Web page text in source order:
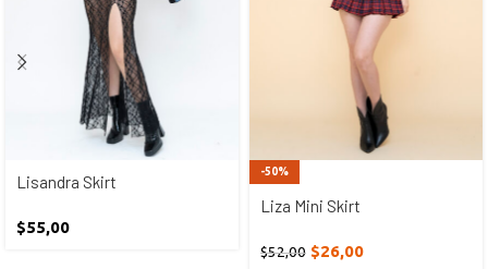
Lisandra Skirt
$55,00
-50%
Liza Mini Skirt
$52,00 $26,00